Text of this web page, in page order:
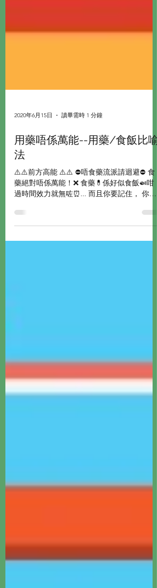
2020年6月15日 讀畢需時 1 分鐘
用藥唔係萬能--用藥/食飯比喻
法
⚠️⚠️前方高能 ⚠️⚠️ ⛔️唔食藥流派請迴避⛔️ 食
過時間效力就無咗⏰... 而且你要記住， 你食
飯個人係唔會叻㗎🙈... 書要照讀🎒工要照返